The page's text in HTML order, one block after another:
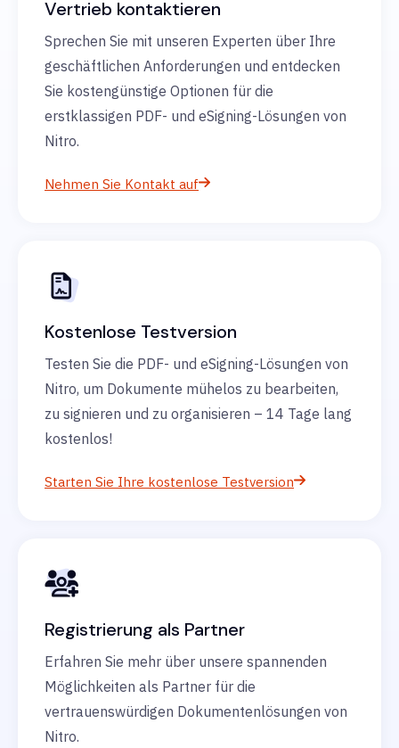
Vertrieb kontaktieren
Sprechen Sie mit unseren Experten über Ihre
geschäftlichen Anforderungen und entdecken
Sie kostengünstige Optionen für die
erstklassigen PDF- und eSigning-Lösungen von
Nitro.
Nehmen Sie Kontakt auf
Kostenlose Testversion
Testen Sie die PDF- und eSigning-Lösungen von
Nitro, um Dokumente mühelos zu bearbeiten,
zu signieren und zu organisieren – 14 Tage lang
kostenlos!
Starten Sie Ihre kostenlose Testversion
Registrierung als Partner
Erfahren Sie mehr über unsere spannenden
Möglichkeiten als Partner für die
vertrauenswürdigen Dokumentenlösungen von
Nitro.